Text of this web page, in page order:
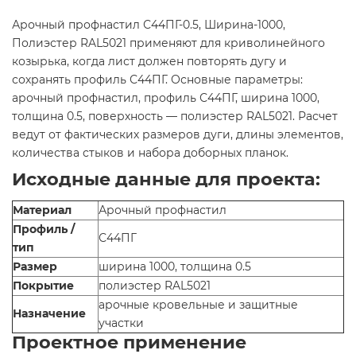
Арочный профнастил С44ПГ-0.5, Ширина-1000,
Полиэстер RAL5021 применяют для криволинейного
козырька, когда лист должен повторять дугу и
сохранять профиль С44ПГ. Основные параметры:
арочный профнастил, профиль С44ПГ, ширина 1000,
толщина 0.5, поверхность — полиэстер RAL5021. Расчет
ведут от фактических размеров дуги, длины элементов,
количества стыков и набора доборных планок.
Исходные данные для проекта:
Материал
Арочный профнастил
Профиль /
тип
С44ПГ
Размер
ширина 1000, толщина 0.5
Покрытие
полиэстер RAL5021
Назначение
арочные кровельные и защитные
участки
Проектное применение